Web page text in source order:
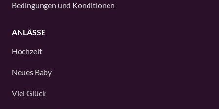
Bedingungen und Konditionen
ANLÄSSE
Hochzeit
Neues Baby
Viel Glück